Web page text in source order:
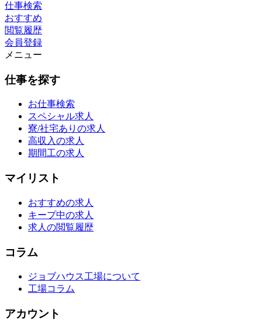
仕事検索
おすすめ
閲覧履歴
会員登録
メニュー
仕事を探す
お仕事検索
スペシャル求人
寮/社宅ありの求人
高収入の求人
期間工の求人
マイリスト
おすすめの求人
キープ中の求人
求人の閲覧履歴
コラム
ジョブハウス工場について
工場コラム
アカウント